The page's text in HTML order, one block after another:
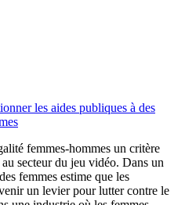
les aides publiques à des
femmes-hommes un critère
secteur du jeu vidéo. Dans un
femmes estime que les
un levier pour lutter contre le